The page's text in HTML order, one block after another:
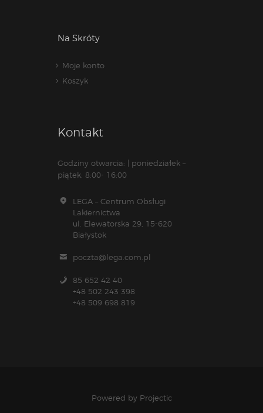
Na Skróty
Moje konto
Koszyk
Kontakt
Godziny otwarcia: | poniedziałek –
piątek: 8:00- 16:00
LEGA – Centrum Obsługi
Lakiernictwa
ul. Elewatorska 29, 15-620
Białystok
poczta@lega.com.pl
85 652 42 40
+48 502 243 398
+48 509 698 819
Powered by Projectic